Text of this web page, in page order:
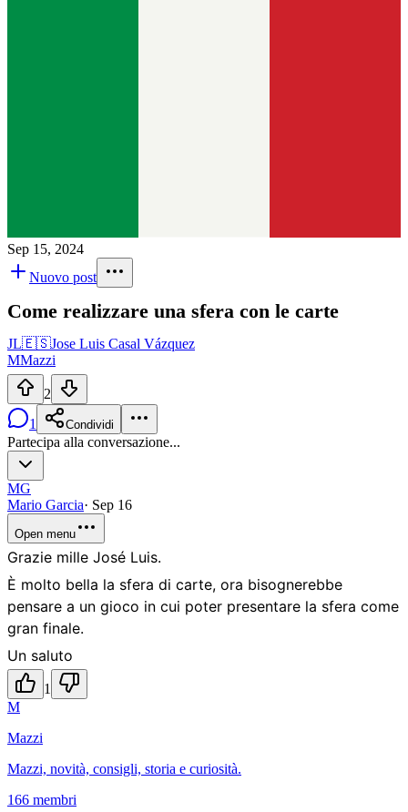
Sep 15, 2024
Nuovo post
Come realizzare una sfera con le carte
JL🇪🇸Jose Luis Casal Vázquez
MMazzi
2
1
Condividi
Partecipa alla conversazione...
MG
Mario Garcia· Sep 16
Open menu
Grazie mille José Luis.
È molto bella la sfera di carte, ora bisognerebbe
pensare a un gioco in cui poter presentare la sfera come
gran finale.
Un saluto
1
M
Mazzi
Mazzi, novità, consigli, storia e curiosità.
166 membri